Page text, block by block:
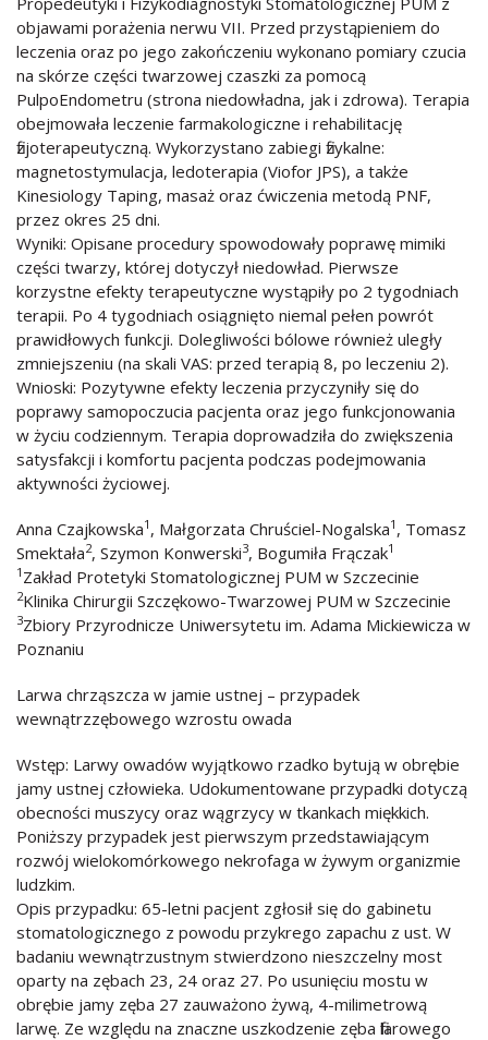
objawami porażenia nerwu VII. Przed przystąpieniem do
leczenia oraz po jego zakończeniu wykonano pomiary czucia
na skórze części twarzowej czaszki za pomocą
PulpoEndometru (strona niedowładna, jak i zdrowa). Terapia
obejmowała leczenie farmakologiczne i rehabilitację
fizjoterapeutyczną. Wykorzystano zabiegi fizykalne:
magnetostymulacja, ledoterapia (Viofor JPS), a także
Kinesiology Taping, masaż oraz ćwiczenia metodą PNF,
przez okres 25 dni.
Wyniki: Opisane procedury spowodowały poprawę mimiki
części twarzy, której dotyczył niedowład. Pierwsze
korzystne efekty terapeutyczne wystąpiły po 2 tygodniach
terapii. Po 4 tygodniach osiągnięto niemal pełen powrót
prawidłowych funkcji. Dolegliwości bólowe również uległy
zmniejszeniu (na skali VAS: przed terapią 8, po leczeniu 2).
Wnioski: Pozytywne efekty leczenia przyczyniły się do
poprawy samopoczucia pacjenta oraz jego funkcjonowania
w życiu codziennym. Terapia doprowadziła do zwiększenia
satysfakcji i komfortu pacjenta podczas podejmowania
aktywności życiowej.
Anna Czajkowska1 , Małgorzata Chruściel-Nogalska1 , Tomasz
Smektała2, Szymon Konwerski3, Bogumiła Frączak1
1 Zakład Protetyki Stomatologicznej PUM w Szczecinie
2Klinika Chirurgii Szczękowo-Twarzowej PUM w Szczecinie
3Zbiory Przyrodnicze Uniwersytetu im. Adama Mickiewicza w
Poznaniu
Larwa chrząszcza w jamie ustnej – przypadek
wewnątrzzębowego wzrostu owada
Wstęp: Larwy owadów wyjątkowo rzadko bytują w obrębie
jamy ustnej człowieka. Udokumentowane przypadki dotyczą
obecności muszycy oraz wągrzycy w tkankach miękkich.
Poniższy przypadek jest pierwszym przedstawiającym
rozwój wielokomórkowego nekrofaga w żywym organizmie
ludzkim.
Opis przypadku: 65-letni pacjent zgłosił się do gabinetu
stomatologicznego z powodu przykrego zapachu z ust. W
badaniu wewnątrzustnym stwierdzono nieszczelny most
oparty na zębach 23, 24 oraz 27. Po usunięciu mostu w
obrębie jamy zęba 27 zauważono żywą, 4-milimetrową
larwę. Ze względu na znaczne uszkodzenie zęba filarowego